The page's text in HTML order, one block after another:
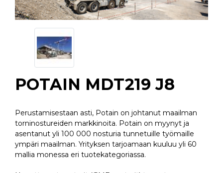
POTAIN MDT219 J8
Perustamisestaan asti, Potain on johtanut maailman
torninostureiden markkinoita. Potain on myynyt ja
asentanut yli 100 000 nosturia tunnetuille työmaille
ympäri maailman. Yrityksen tarjoamaan kuuluu yli 60
mallia monessa eri tuotekategoriassa.